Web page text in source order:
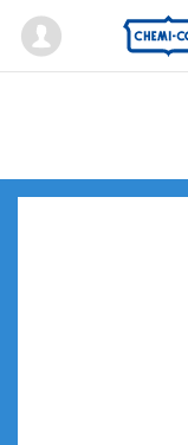
Mypage